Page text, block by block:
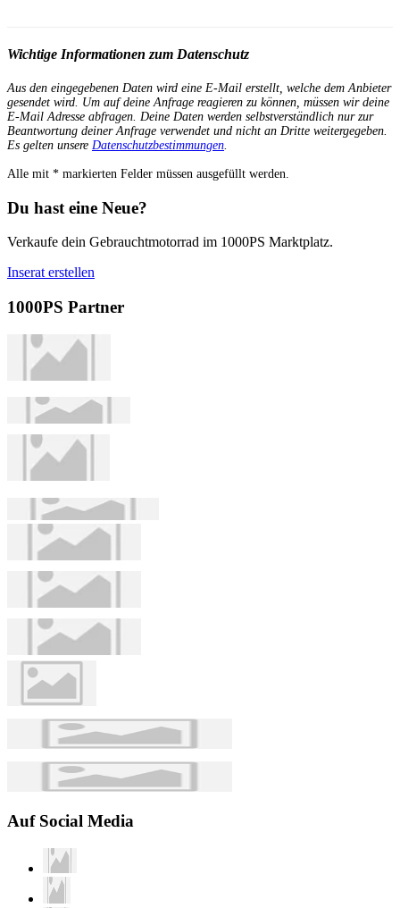
Wichtige Informationen zum Datenschutz
Aus den eingegebenen Daten wird eine E-Mail erstellt, welche dem Anbieter
gesendet wird. Um auf deine Anfrage reagieren zu können, müssen wir deine
E-Mail Adresse abfragen. Deine Daten werden selbstverständlich nur zur
Beantwortung deiner Anfrage verwendet und nicht an Dritte weitergegeben.
Es gelten unsere Datenschutzbestimmungen.
Alle mit * markierten Felder müssen ausgefüllt werden.
Du hast eine Neue?
Verkaufe dein Gebrauchtmotorrad im 1000PS Marktplatz.
Inserat erstellen
1000PS Partner
Auf Social Media